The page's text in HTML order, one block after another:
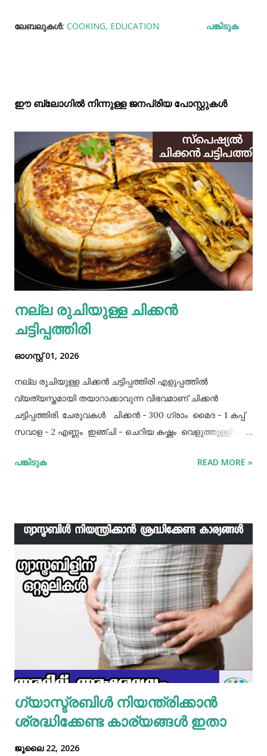
ലേബലുകള്‍: COOKING EDUCATION പങ്കിടുക
ഈ ബ്ലോഗിൽ നിന്നുള്ള ജനപ്രിയ പോസ്റ്റുകള്‍‌
നല്ല രുചിയുള്ള ചിക്കൻ
ചട്ടിപ്പത്തിരി
ഓഗസ്റ്റ് 01, 2026
നല്ല രുചിയുള്ള ചിക്കൻ ചട്ടിപ്പത്തിരി എളുപ്പത്തിൽ
വ്യത്യസ്തമായി തയാറാക്കാവുന്ന വിഭവമാണ് ചിക്കൻ
ചട്ടിപ്പത്തിരി. ചേരുവകൾ ചിക്കൻ - 300 ഗ്രാം മൈദ - 1 കപ്പ്‌
സവാള - 2 എണ്ണം ഇഞ്ചി - ചെറിയ കഷ്ണം വെളുത്തുള്ളി - 5
വിധം ചിക്കൻ കുറച്ച് ഉപ്പും കുരുമുളകുപൊടിയും
ഇഞ്ചി വെളുത്തുള്ളി, സവാള എന്നിവ ചേർത്ത് വഴറ്റാം.
ഇതിൽ പൊടികളെല്ലാം ചേർത്ത് ചൂടാക്കിയശേഷം വേവിച്ച്
മാറ്റിവച്ച ചിക്കൻ ചേർത്ത് ഒന്ന് ഇളകിയെടുക്കാം. ഇനി ഒരു
മിക്സിയുടെ ജാറിലേക്ക് മുട്ട, മൈദ, വെള്ളം പാകത്തിന് ഉപ്പ്
എന്നിവ ചേർത്ത് നന്നായിട്ട് അടിച്ചെടുക്കാം. ഇനി ഒരു പാനിൽ
മാവൊഴിച്ചു ദോശ ചുട്ടെടുക്കാം. ഇനി ഒരു പാത്രത്തിൽ മുട്ട
പൊട്ടിച്ച് ഒഴിക്കാം കൂടെത്തന്നെ പാൽ, കുരുമുളകുപൊടി, ഉപ്പ്,
മല്ലിയില എന്നിവ ചേർത്തൊരു മിക്സ്‌ തയാറാക്കാം. ഇനി
ഒരു പാനിൽ കുറച്ച് നെയ്യ് തടവിയ ശേഷം അതിൽ തയാ...
പങ്കിടുക READ MORE »
ഗ്യാസ്ട്രബിൾ നിയന്ത്രിക്കാൻ
ശ്രദ്ധിക്കേണ്ട കാര്യങ്ങൾ ഇതാ
ജൂലൈ 22, 2026